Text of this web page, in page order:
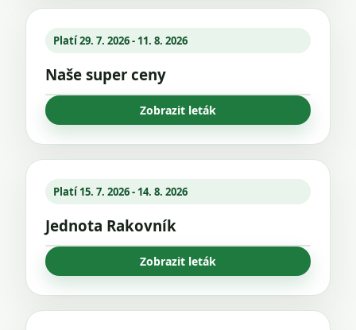
Platí 29. 7. 2026 - 11. 8. 2026
Naše super ceny
Zobrazit leták
Platí 15. 7. 2026 - 14. 8. 2026
Jednota Rakovník
Zobrazit leták